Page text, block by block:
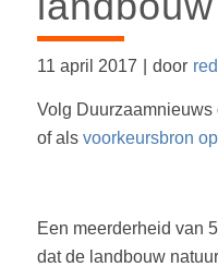
11 april 2017 door
Volg Duurzaamnieuws
of als voorkeursbron
Een meerderheid van
dat de landbouw